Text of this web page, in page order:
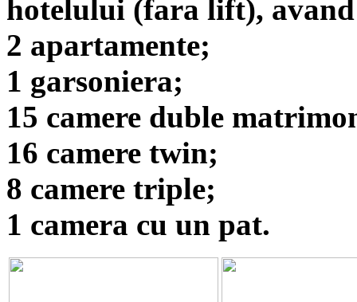
hotelului (fara lift),
2 apartamente;
1 garsoniera;
15 camere duble
16 camere twin;
8 camere triple;
1 camera cu un pat.